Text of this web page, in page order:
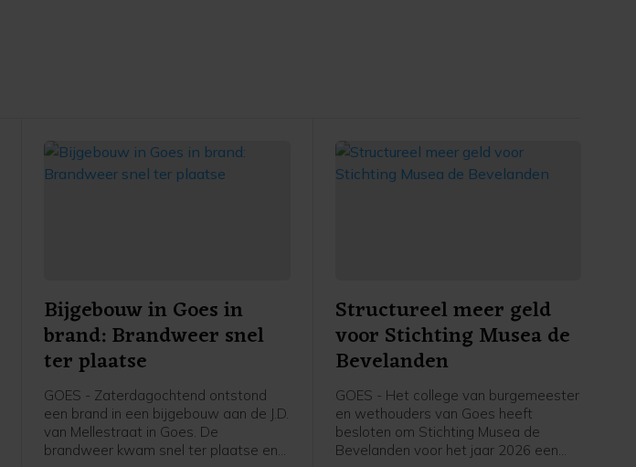
Bijgebouw in Goes in
brand: Brandweer snel
ter plaatse
GOES - Zaterdagochtend ontstond
een brand in een bijgebouw aan de J.D.
van Mellestraat in Goes. De
brandweer kwam snel ter plaatse en
Structureel meer geld
voor Stichting Musea de
Bevelanden
GOES - Het college van burgemeester
en wethouders van Goes heeft
besloten om Stichting Musea de
Bevelanden voor het jaar 2026 een